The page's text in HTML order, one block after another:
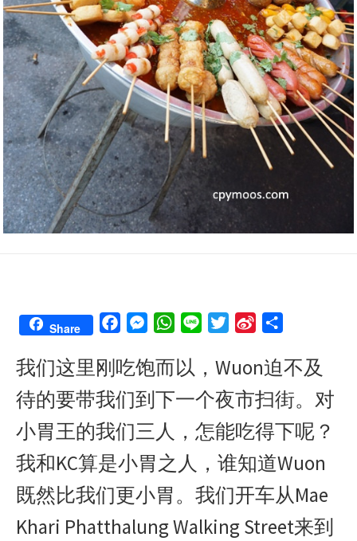
Share
c
b
o
k
s
e
n
e
r
W
a
s
p
i
t
e
n
W
e
i
b
o
a
e
我们这里刚吃饱而以，Wuon迫不及
待的要带我们到下一个夜市扫街。对
小胃王的我们三人，怎能吃得下呢？
我和KC算是小胃之人，谁知道Wuon
既然比我们更小胃。我们开车从Mae
Khari Phatthalung Walking Street来到